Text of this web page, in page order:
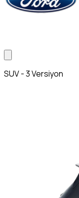
SUV - 3 Versiyon